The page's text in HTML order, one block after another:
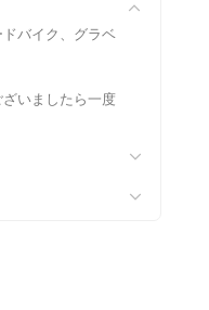
バイク、グラベ
いましたら一度